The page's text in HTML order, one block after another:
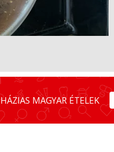
HÁZIAS MAGYAR ÉTELEK